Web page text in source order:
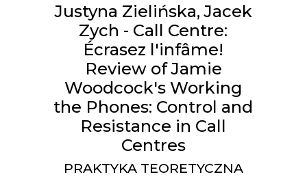
Justyna Zielińska, Jacek
Zych - Call Centre:
Écrasez l'infâme!
Review of Jamie
Woodcock's Working
the Phones: Control and
Resistance in Call
Centres
PRAKTYKA TEORETYCZNA